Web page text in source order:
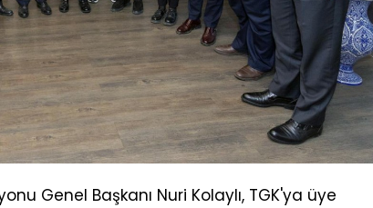
Genel Başkanı Nuri Kolaylı, TGK'ya üye